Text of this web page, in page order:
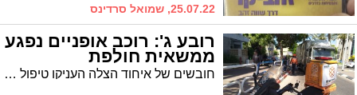
25.07.22, שמואל סרדינס
רובע ג': רוכב אופניים נפגע
ממשאית חולפת
חובשים של איחוד הצלה העניקו טיפול רפואי ראשוני לרוכב אופניים בן 12 שנפגע במצב קל בזירת תאונה ברח' חנה סנש ברובע ג' עם מעורבות משאית.